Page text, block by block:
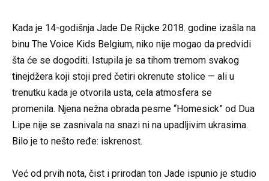
Kada je 14-godišnja Jade De Rijcke 2018. godine izašla na
binu The Voice Kids Belgium, niko nije mogao da predvidi
šta će se dogoditi. Istupila je sa tihom tremom svakog
tinejdžera koji stoji pred četiri okrenute stolice — ali u
trenutku kada je otvorila usta, cela atmosfera se
promenila. Njena nežna obrada pesme “Homesick” od Dua
Lipe nije se zasnivala na snazi ni na upadljivim ukrasima.
Bilo je to nešto ređe: iskrenost.
Već od prvih nota, čist i prirodan ton Jade ispunio je studio